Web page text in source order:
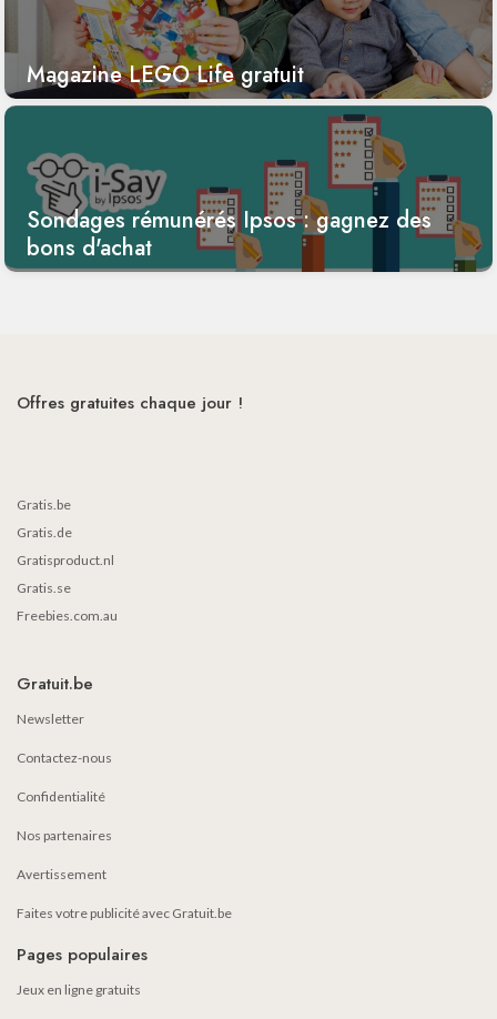
Magazine LEGO Life gratuit
Sondages rémunérés Ipsos : gagnez des
bons d'achat
Offres gratuites chaque jour !
Gratis.be
Gratis.de
Gratisproduct.nl
Gratis.se
Freebies.com.au
Gratuit.be
Newsletter
Contactez-nous
Confidentialité
Nos partenaires
Avertissement
Faites votre publicité avec Gratuit.be
Pages populaires
Jeux en ligne gratuits